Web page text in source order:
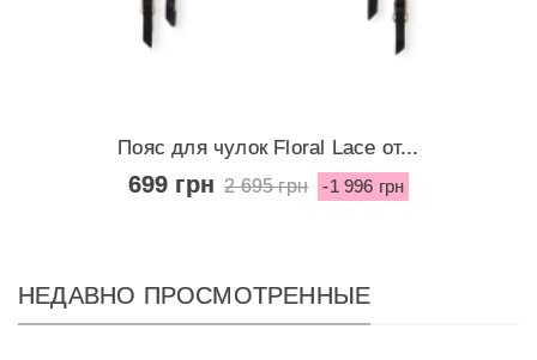
Пояс для чулок Floral Lace от...
699 грн 2 695 грн -1 996 грн
НЕДАВНО ПРОСМОТРЕННЫЕ